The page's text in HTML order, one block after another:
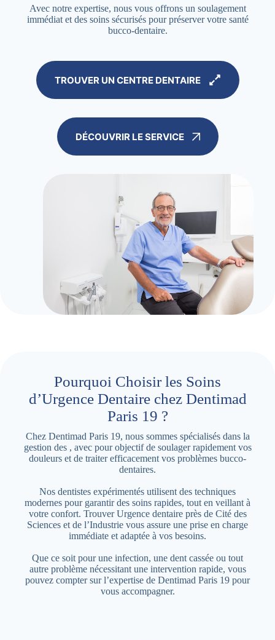
Avec notre expertise, nous vous offrons un soulagement
immédiat et des soins sécurisés pour préserver votre santé
bucco-dentaire.
TROUVER UN CENTRE DENTAIRE
DÉCOUVRIR LE SERVICE
Pourquoi Choisir les Soins
d’Urgence Dentaire chez Dentimad
Paris 19 ?
Chez Dentimad Paris 19, nous sommes spécialisés dans la
gestion des , avec pour objectif de soulager rapidement vos
douleurs et de traiter efficacement vos problèmes bucco-
dentaires.
Nos dentistes expérimentés utilisent des techniques
modernes pour garantir des soins rapides, tout en veillant à
votre confort. Trouver Urgence dentaire près de Cité des
Sciences et de l’Industrie vous assure une prise en charge
immédiate et adaptée à vos besoins.
Que ce soit pour une infection, une dent cassée ou tout
autre problème nécessitant une intervention rapide, vous
pouvez compter sur l’expertise de Dentimad Paris 19 pour
vous accompagner.